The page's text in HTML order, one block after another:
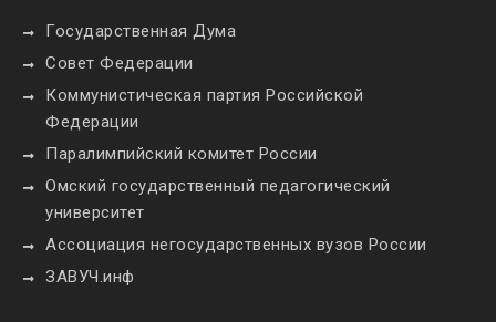
Государственная Дума
Совет Федерации
Коммунистическая партия Российской
Федерации
Паралимпийский комитет России
Омский государственный педагогический
университет
Ассоциация негосударственных вузов России
ЗАВУЧ.инф